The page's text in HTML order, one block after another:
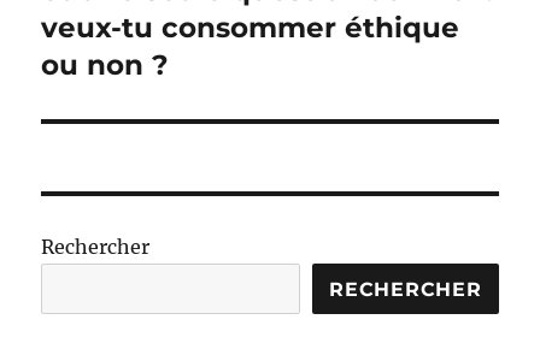
veux-tu consommer éthique
ou non ?
Rechercher
RECHERCHER